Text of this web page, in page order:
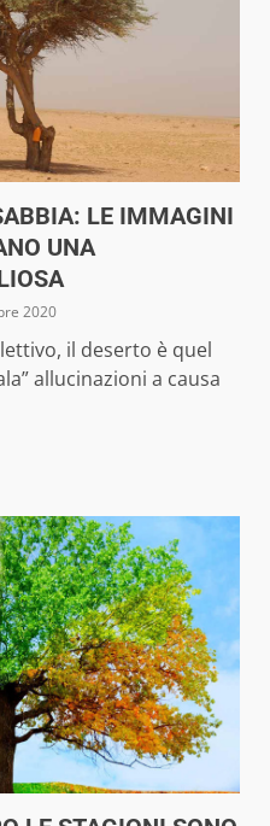
LE IMMAGINI
UNA
2020
il deserto è quel
allucinazioni a causa